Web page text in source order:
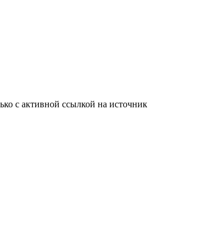
с активной ссылкой на источник